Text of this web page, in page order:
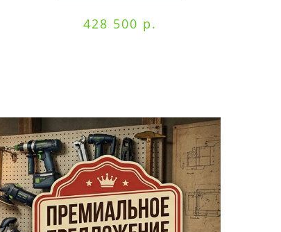
428 500 р.